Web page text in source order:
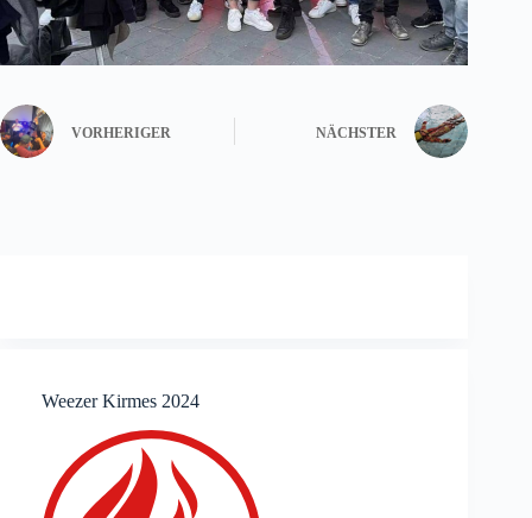
VORHERIGER NÄCHSTER
Weezer Kirmes 2024